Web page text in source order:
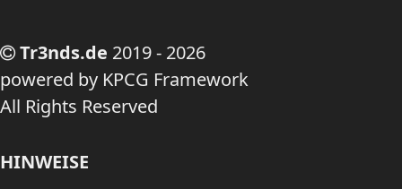
Tr3nds.de 2019 - 2026
powered by KPCG Framework
All Rights Reserved
HINWEISE